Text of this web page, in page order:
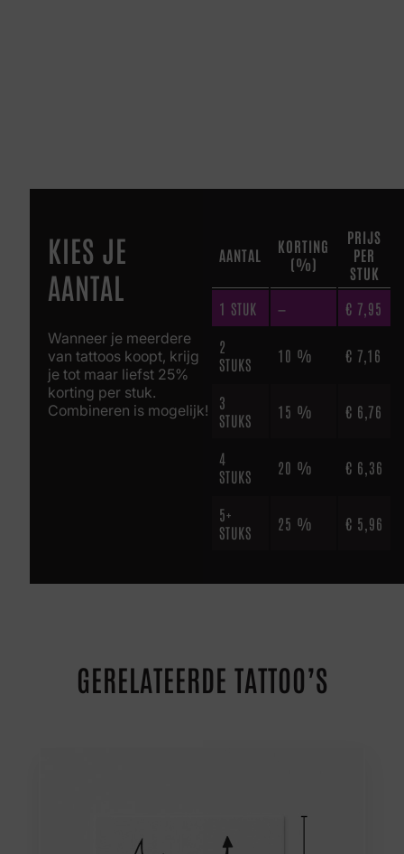
KIES JE
AANTAL
Wanneer je meerdere
van tattoos koopt, krijg
je tot maar liefst 25%
korting per stuk.
Combineren is mogelijk!
AANTAL
KORTING
(%)
PRIJS
PER
STUK
1 STUK — € 7,95
2
STUKS
10 % € 7,16
3
STUKS
15 % € 6,76
4
STUKS
20 % € 6,36
5+
STUKS
25 % € 5,96
GERELATEERDE TATTOO’S